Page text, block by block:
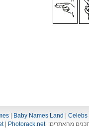
Baby Names Land
Celebs
מהאתרים:
| Photorack.net